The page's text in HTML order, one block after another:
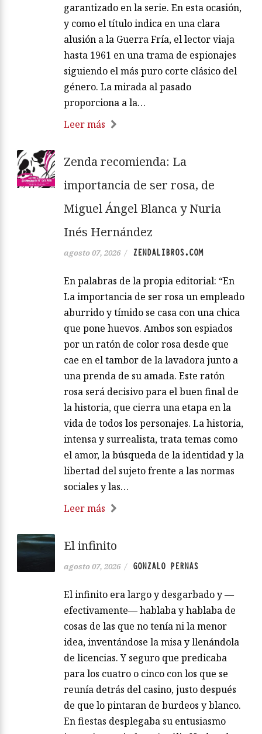
garantizado en la serie. En esta ocasión,
y como el título indica en una clara
alusión a la Guerra Fría, el lector viaja
hasta 1961 en una trama de espionajes
siguiendo el más puro corte clásico del
género. La mirada al pasado
proporciona a la…
Leer más
Zenda recomienda: La
importancia de ser rosa, de
Miguel Ángel Blanca y Nuria
Inés Hernández
agosto 07, 2026 / ZENDALIBROS.COM
En palabras de la propia editorial: “En
La importancia de ser rosa un empleado
aburrido y tímido se casa con una chica
que pone huevos. Ambos son espiados
por un ratón de color rosa desde que
cae en el tambor de la lavadora junto a
una prenda de su amada. Este ratón
rosa será decisivo para el buen final de
la historia, que cierra una etapa en la
vida de todos los personajes. La historia,
intensa y surrealista, trata temas como
el amor, la búsqueda de la identidad y la
libertad del sujeto frente a las normas
sociales y las…
Leer más
El infinito
agosto 07, 2026 / GONZALO PERNAS
El infinito era largo y desgarbado y —
efectivamente— hablaba y hablaba de
cosas de las que no tenía ni la menor
idea, inventándose la misa y llenándola
de licencias. Y seguro que predicaba
para los cuatro o cinco con los que se
reunía detrás del casino, justo después
de que lo pintaran de burdeos y blanco.
En fiestas desplegaba su entusiasmo